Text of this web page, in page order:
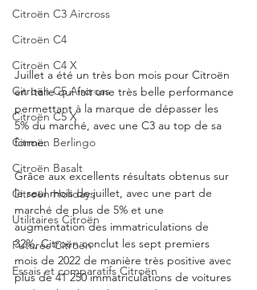
Citroën C3 Aircross
Citroën C4
Citroën C4 X
Citroën C5 Aircross
Citroën C5 X
Citroën Berlingo
Citroën Basalt
Citroën Holidays
Utilitaires Citroën
Futures Citroën
Essais et comparatifs Citroën
Juillet a été un très bon mois pour Citroën
en Italie qui fait une très belle performance
permettant à la marque de dépasser les
5% du marché, avec une C3 au top de sa
forme.
Grâce aux excellents résultats obtenus sur
le seul mois de juillet, avec une part de
marché de plus de 5% et une
augmentation des immatriculations de
32%, Citroën conclut les sept premiers
mois de 2022 de manière très positive avec
plus de 41 250 immatriculations de voitures